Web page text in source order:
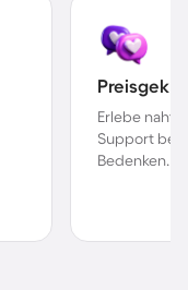
Erlebe
Support bei
Bedenken.